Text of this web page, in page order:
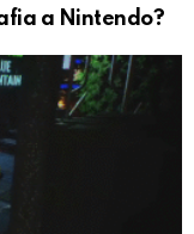
a Nintendo?